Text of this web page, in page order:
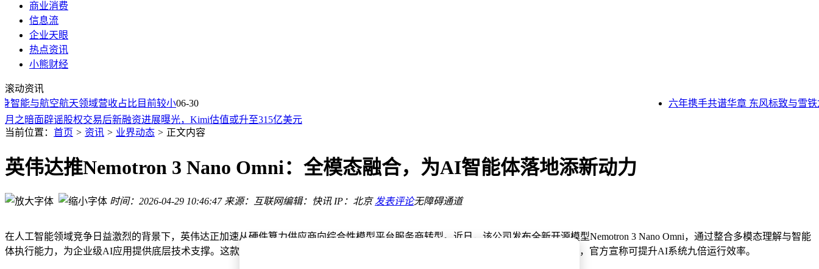
商业消费
信息流
企业天眼
热点资讯
小熊财经
滚动资讯
能与航空航天领域营收占比目前较小06-30 六年携手共谱华章 东风标致与雪铁
超级热浪下的欧洲：中国空调“御三家”以不同路径“攻占”市场
灵巧手赛道资本涌动：头部估值直追宇树，自研挑战下未来何去何从？
成立月余获祥峰千万级融资，全清北博士团队用AI打造数字生命新范式
月之暗面辟谣股权交易后新融资进展曝光，Kimi估值或升至315亿美元
Kimi启动新一轮融资 投前估值达315亿美元 年度收入突破3亿美元
英伟达7亿美元收购后变故？AI大牛贾扬清入职仅一年从英伟达离职
国产显卡砺算LX 7G100实测：性能有惊喜，驱动待提升，未来可期？
个人AI助手新选择：OpenClaw安卓与iOS版应用正式登陆应用商店
超级热浪下的欧洲：中国空调“御三家”以不同路径“攻占”市场
当前位置： 首页 > 资讯 > 业界动态 > 正文内容
英伟达推Nemotron 3 Nano Omni：全模态融合，为AI智能体落地添新动力
时间：2026-04-29 10:46:47 来源：互联网编辑：快讯 IP：北京 发表评论无障碍通道
在人工智能领域竞争日益激烈的背景下，英伟达正加速从硬件算力供应商向综合性模型平台服务商转型。近日，该公司发布全新开源模型Nemotron 3 Nano Omni，通过整合多模态理解与智能
体执行能力，为企业级AI应用提供底层技术支撑。这款模型凭借"原生全模态"架构设计，在视觉、音频和语言处理领域实现突破性融合，官方宣称可提升AI系统九倍运行效率。